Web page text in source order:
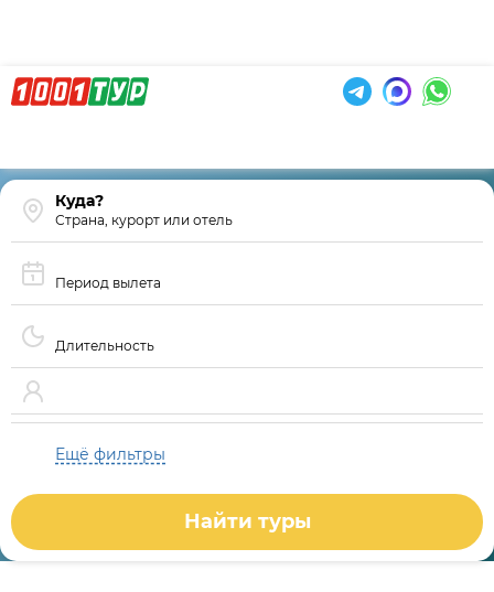
Страна, курорт или отель
Период вылета
Длительность
Ещё фильтры
Найти туры